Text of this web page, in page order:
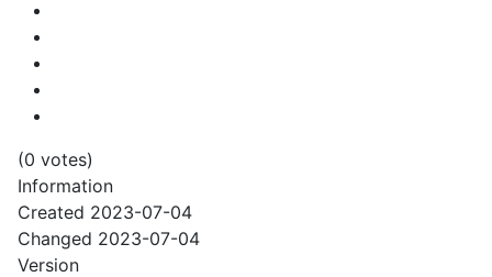
(0 votes)
Information
Created 2023-07-04
Changed 2023-07-04
Version